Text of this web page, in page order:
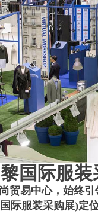
国际服装
贸易中心，始终
际服装采购展)定